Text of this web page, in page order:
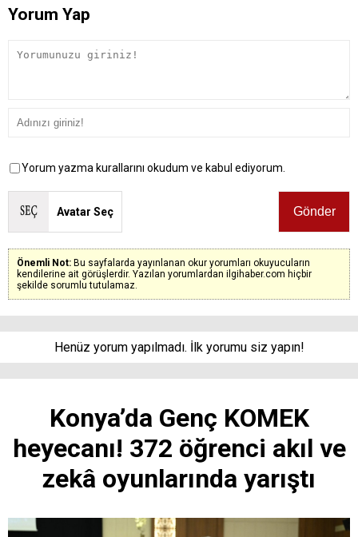
Yorum Yap
Yorum yazma kurallarını okudum ve kabul ediyorum.
Avatar Seç
Önemli Not: Bu sayfalarda yayınlanan okur yorumları okuyucuların
kendilerine ait görüşlerdir. Yazılan yorumlardan ilgihaber.com hiçbir
şekilde sorumlu tutulamaz.
Henüz yorum yapılmadı. İlk yorumu siz yapın!
Konya’da Genç KOMEK
heyecanı! 372 öğrenci akıl ve
zekâ oyunlarında yarıştı